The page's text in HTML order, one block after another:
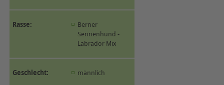
Rasse:
Berner
Sennenhund -
Labrador Mix
Geschlecht: männlich